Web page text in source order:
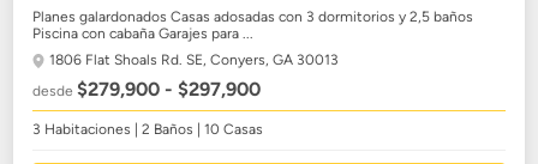
Planes galardonados Casas adosadas con 3 dormitorios y 2,5 baños
Piscina con cabaña Garajes para ...
1806 Flat Shoals Rd. SE,Conyers, GA 30013
desde$279,900 - $297,900
3 Habitaciones | 2 Baños | 10 Casas